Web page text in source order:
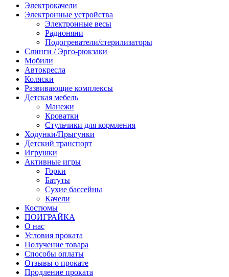
Электрокачели
Электронные устройства
Электронные весы
Радионяни
Подогреватели/стерилизаторы
Слинги / Эрго-рюкзаки
Мобили
Автокресла
Коляски
Развивающие комплексы
Детская мебель
Манежи
Кроватки
Стульчики для кормления
Ходунки/Прыгунки
Детский транспорт
Игрушки
Активные игры
Горки
Батуты
Сухие бассейны
Качели
Костюмы
ПОИГРАЙКА
О нас
Условия проката
Получение товара
Способы оплаты
Отзывы о прокате
Продление проката